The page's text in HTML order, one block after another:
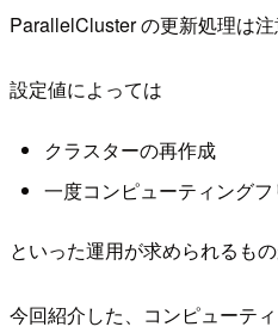
ParallelCluster の更新処理は注
設定値によっては
クラスターの再作成
一度コンピューティング
といった運用が求められるもの
今回紹介した、コンピューテ